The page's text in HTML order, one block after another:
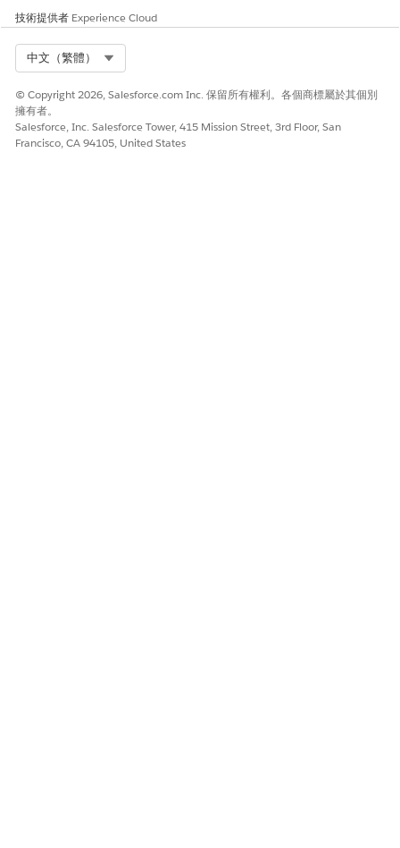
請讓我們知道，以便我們改進！
技術提供者 Experience Cloud
中文（繁體）
© Copyright 2026, Salesforce.com Inc. 保留所有權利。各個商標屬於其個別
擁有者。
Salesforce, Inc. Salesforce Tower, 415 Mission Street, 3rd Floor, San
Francisco, CA 94105, United States